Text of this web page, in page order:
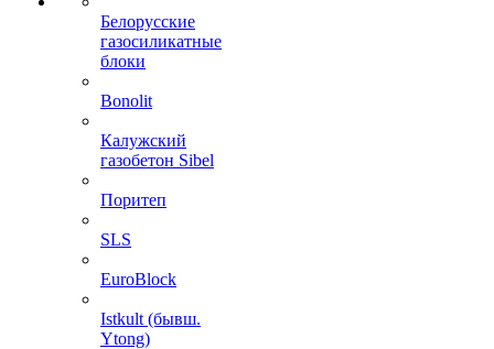
Белорусские
газосиликатные
блоки
Bonolit
Калужский
газобетон Sibel
Поритеп
SLS
EuroBlock
Istkult (бывш.
Ytong)